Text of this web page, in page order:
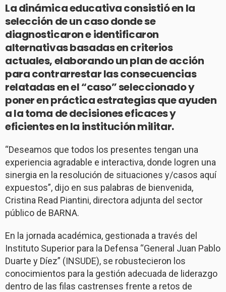
La dinámica educativa consistió en la
selección de un caso donde se
diagnosticaron e identificaron
alternativas basadas en criterios
actuales, elaborando un plan de acción
para contrarrestar las consecuencias
relatadas en el “caso” seleccionado y
poner en práctica estrategias que ayuden
a la toma de decisiones eficaces y
eficientes en la institución militar.
“Deseamos que todos los presentes tengan una
experiencia agradable e interactiva, donde logren una
sinergia en la resolución de situaciones y/casos aquí
expuestos”, dijo en sus palabras de bienvenida,
Cristina Read Piantini, directora adjunta del sector
público de BARNA.
En la jornada académica, gestionada a través del
Instituto Superior para la Defensa “General Juan Pablo
Duarte y Díez” (INSUDE), se robustecieron los
conocimientos para la gestión adecuada de liderazgo
dentro de las filas castrenses frente a retos de